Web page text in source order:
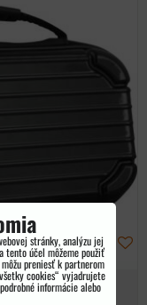
stránky, analýzu jej
tento účel môžeme použiť
preniesť k partnerom
cookies“ vyjadrujete
informácie alebo